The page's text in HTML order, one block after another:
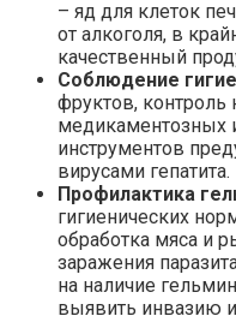
– яд для клеток
от алкоголя, в
качественный
Соблюдение
фруктов, контроль
медикаментозных
инструментов
вирусами гепатита.
Профилактика
гигиенических
обработка мяса и
заражения
на наличие
выявить инвазию и